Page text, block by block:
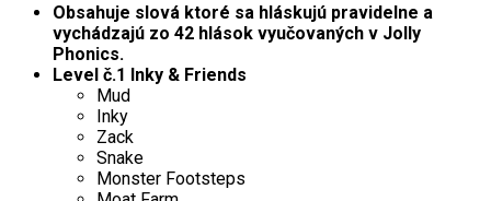
Obsahuje slová ktoré sa hláskujú pravidelne a
vychádzajú zo 42 hlások vyučovaných v Jolly
Phonics.
Level č.1 Inky & Friends
Mud
Inky
Zack
Snake
Monster Footsteps